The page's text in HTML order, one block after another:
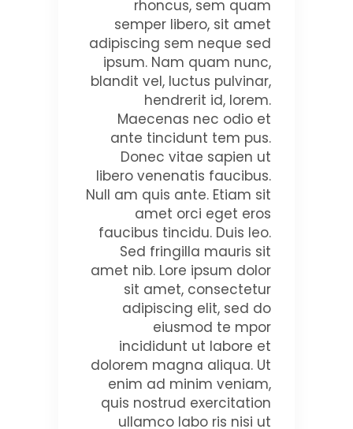
rhoncus, sem quam
semper libero, sit amet
adipiscing sem neque sed
ipsum. Nam quam nunc,
blandit vel, luctus pulvinar,
hendrerit id, lorem.
Maecenas nec odio et
ante tincidunt tem pus.
Donec vitae sapien ut
libero venenatis faucibus.
Null am quis ante. Etiam sit
amet orci eget eros
faucibus tincidu. Duis leo.
Sed fringilla mauris sit
amet nib. Lore ipsum dolor
sit amet, consectetur
adipiscing elit, sed do
eiusmod te mpor
incididunt ut labore et
dolorem magna aliqua. Ut
enim ad minim veniam,
quis nostrud exercitation
ullamco labo ris nisi ut